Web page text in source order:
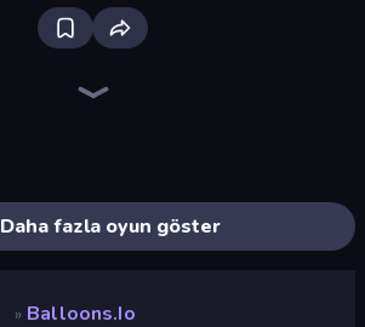
Daha fazla oyun göster
» Balloons.io